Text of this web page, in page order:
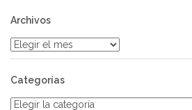
Archivos
Archivos
Categorías
Categorías